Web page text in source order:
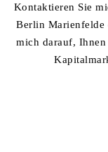
Kontaktieren Sie
Berlin
mich darauf,